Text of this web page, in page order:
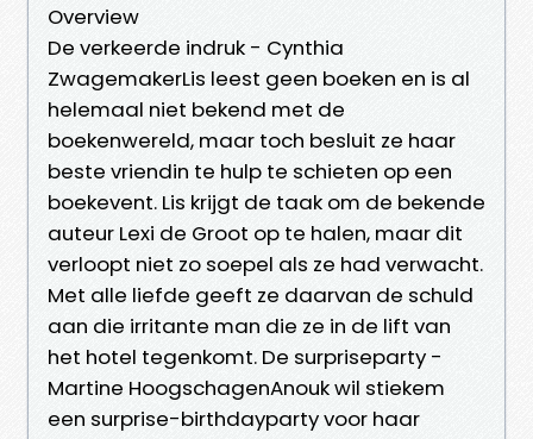
Overview
De verkeerde indruk - Cynthia
ZwagemakerLis leest geen boeken en is al
helemaal niet bekend met de
boekenwereld, maar toch besluit ze haar
beste vriendin te hulp te schieten op een
boekevent. Lis krijgt de taak om de bekende
auteur Lexi de Groot op te halen, maar dit
verloopt niet zo soepel als ze had verwacht.
Met alle liefde geeft ze daarvan de schuld
aan die irritante man die ze in de lift van
het hotel tegenkomt. De surpriseparty -
Martine HoogschagenAnouk wil stiekem
een surprise-birthdayparty voor haar